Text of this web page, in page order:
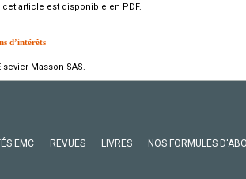
article est disponible en PDF.
d’intérêts
Masson SAS.
EMC REVUES LIVRES NOS FORMULES